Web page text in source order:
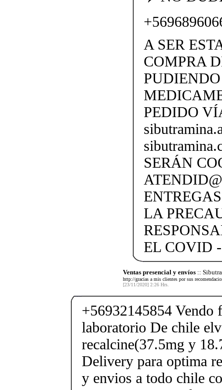
A SER
COMPRA
PEDIDO
SERÁN
LA
EL COVID
Ventas presencial y envíos ::
http://gracias a mis clientes por sus
[23/11/2020] 2:26 Hrs.
+56932145854 Vendo
laboratorio De chile
recalcine(37.5mg y
Delivery para optima
y envios a todo chile